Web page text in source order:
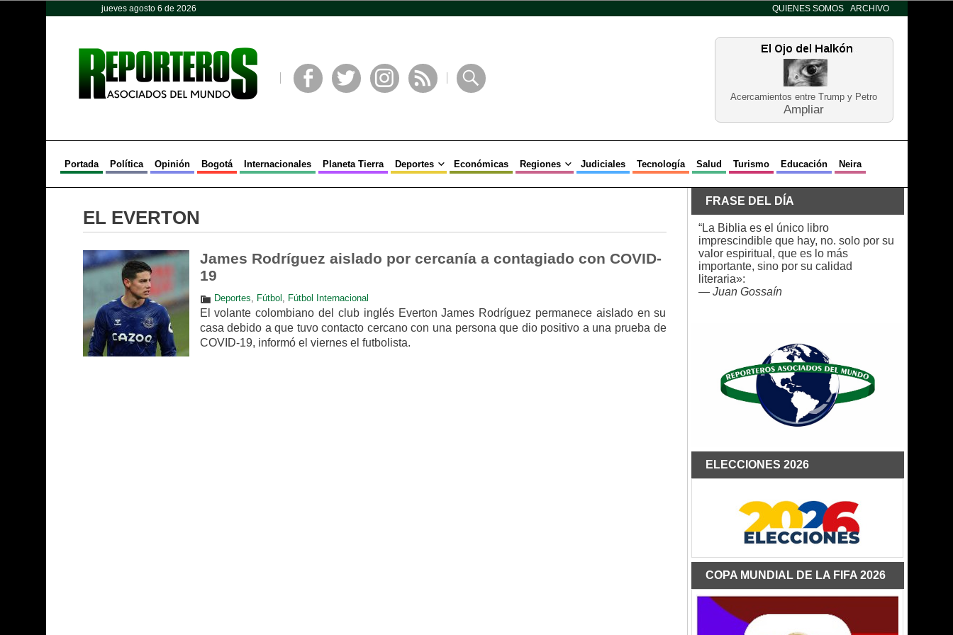
jueves agosto 6 de 2026 QUIENES SOMOS ARCHIVO
Acercamientos entre Trump y Petro
Ampliar
Portada Política Opinión Bogotá Internacionales Planeta Tierra Deportes Económicas Regiones Judiciales Tecnología Salud Turismo Educación Neira
EL EVERTON
James Rodríguez aislado por cercanía a contagiado con COVID-
19
Deportes, Fútbol , Fútbol Internacional
El volante colombiano del club inglés Everton James Rodríguez permanece aislado en su
casa debido a que tuvo contacto cercano con una persona que dio positivo a una prueba de
COVID-19, informó el viernes el futbolista.
FRASE DEL DÍA
“La Biblia es el único libro
imprescindible que hay, no. solo por su
valor espiritual, que es lo más
importante, sino por su calidad
literaria»:
— Juan Gossaín
ELECCIONES 2026
COPA MUNDIAL DE LA FIFA 2026
Opinión Política